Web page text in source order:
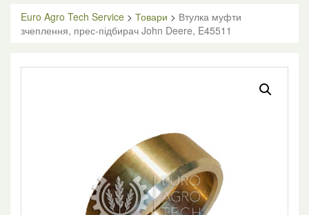
Euro Agro Tech Service > Товари > Втулка муфти
зчеплення, прес-підбирач John Deere, E45511